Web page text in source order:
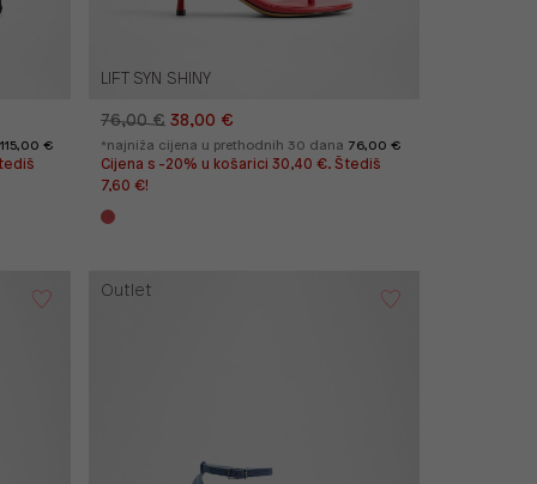
115,00 €
LIFT SYN SHINY
76,00 € 38,00 €
*najniža cijena u prethodnih 30 dana 76,00 €
Cijena s -20% u košarici 30,40 €. Štediš
7,60 €!
Outlet